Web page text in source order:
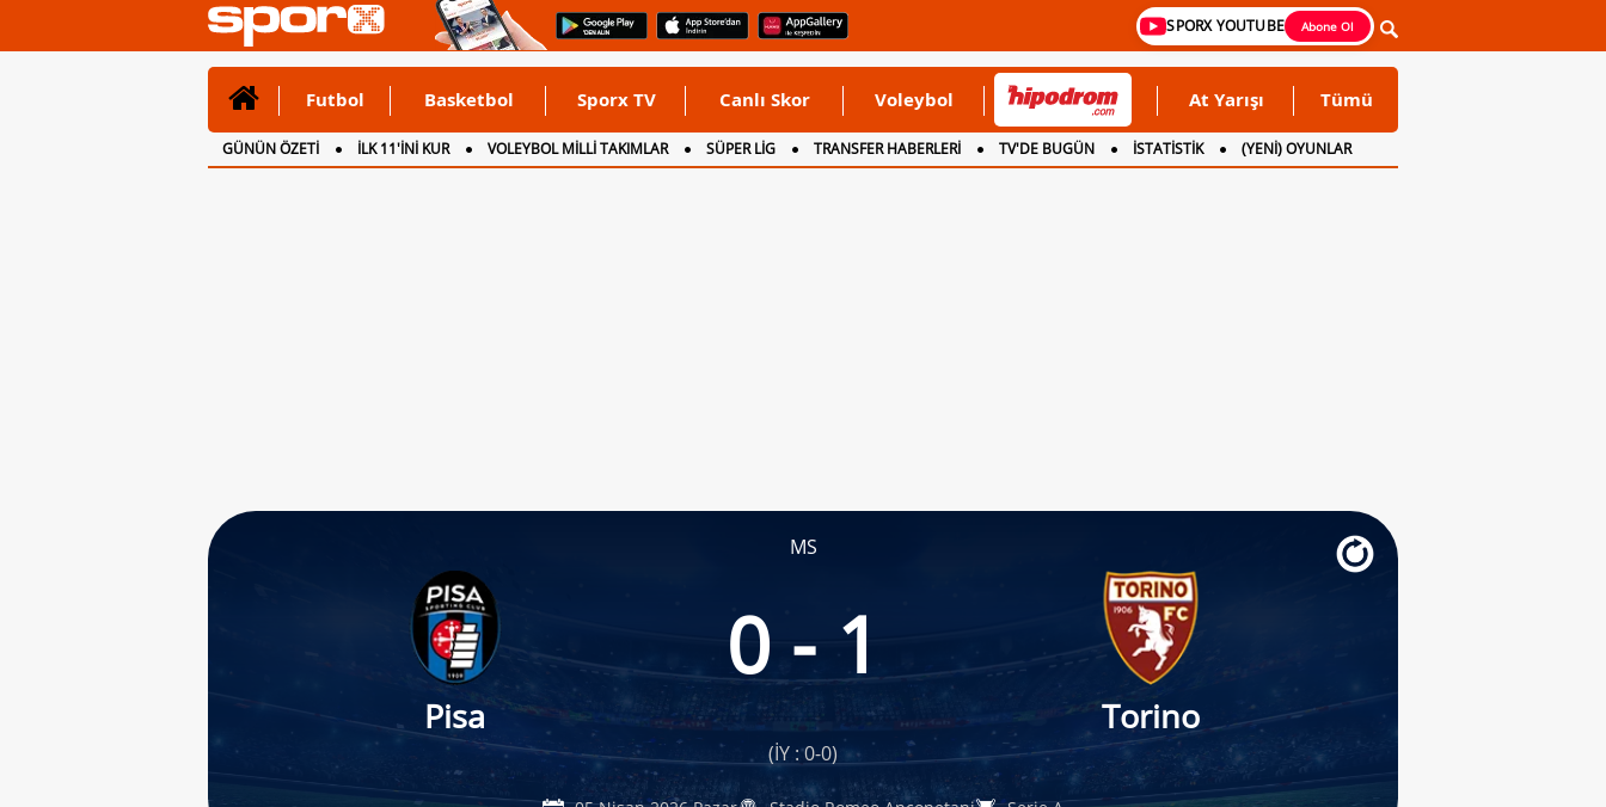
SPORX YOUTUBE Abone Ol
Futbol Basketbol Sporx TV Canlı Skor Voleybol At Yarışı Tümü
GÜNÜN ÖZETİ İLK 11'İNİ KUR VOLEYBOL MİLLİ TAKIMLAR SÜPER LİG TRANSFER HABERLERİ TV'DE BUGÜN İSTATİSTİK
(YENİ) OYUNLAR
CANLI ANLATIM
İNGİLTERE
MS
Pisa
0 - 1
Torino
(İY : 0-0)